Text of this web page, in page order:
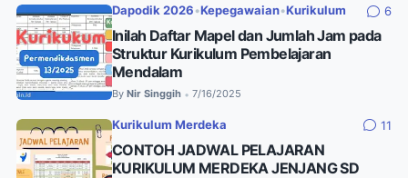
Dapodik 2026 •Kepegawaian•Kurikulum 6
Inilah Daftar Mapel dan Jumlah Jam pada
Struktur Kurikulum Pembelajaran
Mendalam
By Nir Singgih • 7/16/2025
Kurikulum Merdeka 11
CONTOH JADWAL PELAJARAN
KURIKULUM MERDEKA JENJANG SD